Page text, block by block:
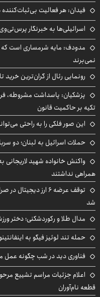
فیدان: هر فعالیت
اسرائیلی‌ها به خبرنگار
مدودف: مایه شرمساری است که در
نمی‌برند
رونمایی رئال از گران‌ترین
پزشکیان: پاسداشت مشروطه،
تکیه بر حاکمیت قانون
این صور فلکی را به راحتی
حملات اسرائیل به لبنان؛ دو
واکنش خانواده شهید لاریجانی
همراهی نداشتند
توقف عرضه ۶ ارز
شد
مدال طلا و رکوردشکنی؛ دختر
حمله تند لوئیز فیگو به
فناوری دید در شب چگونه عمل
اعلام جزئیات مراسم تشییع
قطعه نام‌آوران